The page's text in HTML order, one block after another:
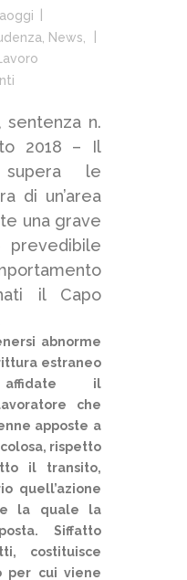
News
sentenza n.
2018 – Il
le
di un’area
una grave
prevedibile
il Capo
abnorme
estraneo
il
che
apposte a
rispetto
il transito,
quell’azione
la quale la
Siffatto
costituisce
per cui viene